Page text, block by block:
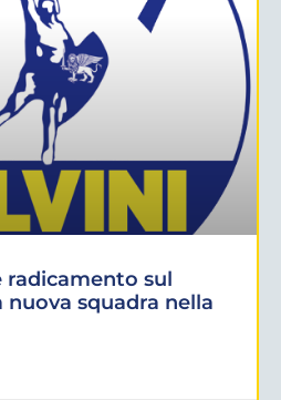
radicamento sul
squadra nella